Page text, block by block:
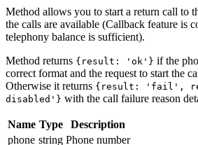
Method allows you to start a return call to
the calls are available (Callback feature is
telephony balance is sufficient).
Method returns {result: 'ok'} if the
correct format and the request to start the
Otherwise it returns {result: 'fail',
disabled'} with the call failure reason
Name Type
Description
phone string Phone number